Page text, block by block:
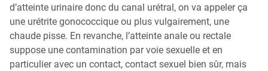
d’atteinte urinaire donc du canal urétral, on va appeler ça
une urétrite gonococcique ou plus vulgairement, une
chaude pisse. En revanche, l’atteinte anale ou rectale
suppose une contamination par voie sexuelle et en
particulier avec un contact, contact sexuel bien sûr, mais